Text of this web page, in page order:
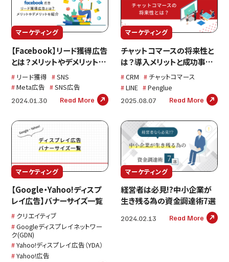
マーケティング
【Facebook】リード獲得広告
とは？メリットやデメリットを
紹介リード獲得
SNS
Meta広告
SNS広告
2024.01.30 Read More
マーケティング
チャットコマースの将来性と
は？導入メリットと成功事例
を解説
CRM
チャットコマース
LINE
Penglue
2025.08.07 Read More
マーケティング
【Google・Yahoo!ディスプ
レイ広告】バナーサイズ一覧
クリエイティブ
Googleディスプレイネットワー
ク(GDN)
Yahoo!ディスプレイ広告（YDA）
Yahoo!広告
マーケティング
経営者は必見!?中小企業が
生き残る為の資金調達術7選
2024.02.13 Read More